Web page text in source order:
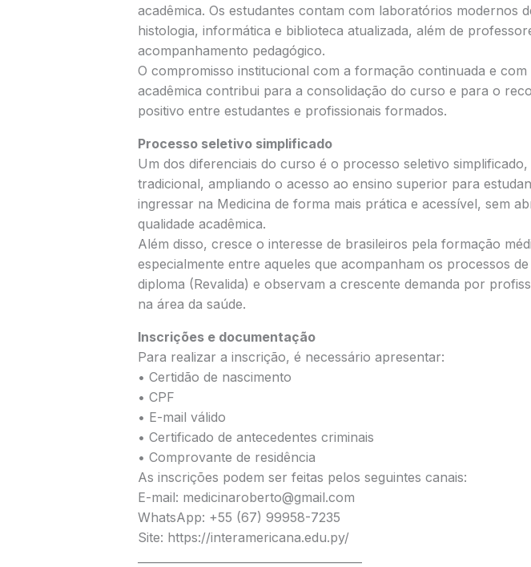
acadêmica. Os estudantes contam com laboratórios modernos
histologia, informática e biblioteca atualizada, além de
acompanhamento pedagógico.
O compromisso institucional com a formação continuada e com
acadêmica contribui para a consolidação do curso e para o
positivo entre estudantes e profissionais formados.
Processo seletivo simplificado
Um dos diferenciais do curso é o processo seletivo
tradicional, ampliando o acesso ao ensino superior para
ingressar na Medicina de forma mais prática e acessível, sem
qualidade acadêmica.
Além disso, cresce o interesse de brasileiros pela formação
especialmente entre aqueles que acompanham os processos
diploma (Revalida) e observam a crescente demanda por
na área da saúde.
Inscrições e documentação
Para realizar a inscrição, é necessário apresentar:
• Certidão de nascimento
• CPF
• E-mail válido
• Certificado de antecedentes criminais
• Comprovante de residência
As inscrições podem ser feitas pelos seguintes canais:
E-mail: medicinaroberto@gmail.com
WhatsApp: +55 (67) 99958-7235
Site: https://interamericana.edu.py/